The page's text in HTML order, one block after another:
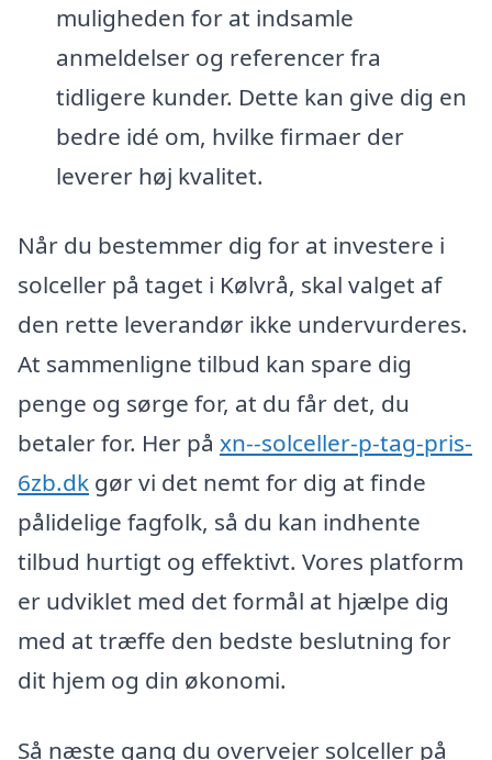
muligheden for at indsamle
anmeldelser og referencer fra
tidligere kunder. Dette kan give dig en
bedre idé om, hvilke firmaer der
leverer høj kvalitet.
Når du bestemmer dig for at investere i
solceller på taget i Kølvrå, skal valget af
den rette leverandør ikke undervurderes.
At sammenligne tilbud kan spare dig
penge og sørge for, at du får det, du
betaler for. Her på xn--solceller-p-tag-pris-
6zb.dk gør vi det nemt for dig at finde
pålidelige fagfolk, så du kan indhente
tilbud hurtigt og effektivt. Vores platform
er udviklet med det formål at hjælpe dig
med at træffe den bedste beslutning for
dit hjem og din økonomi.
Så næste gang du overvejer solceller på